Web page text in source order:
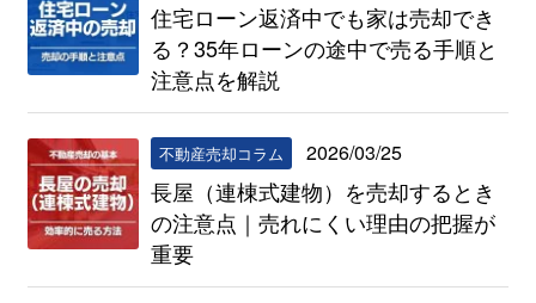
住宅ローン返済中でも家は売却でき
る？35年ローンの途中で売る手順と
注意点を解説
不動産売却コラム 2026/03/25
長屋（連棟式建物）を売却するとき
の注意点｜売れにくい理由の把握が
重要